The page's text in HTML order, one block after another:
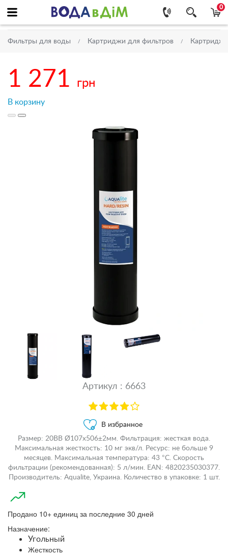
0
Фильтры для воды Картриджи для фильтров
1 271 грн
В корзину
Артикул : 6663
В избранное
Размер: 20ВВ Ø107x506±2мм. Фильтрация: жесткая вода.
Максимальная жесткость: 10 мг экв/л. Ресурс: не больше 9
месяцев. Максимальная температура: 43 °С. Скорость
фильтрации (рекомендованная): 5 л/мин. EAN: 4820235030377.
Производитель: Aqualite, Украина. Количество в упаковке: 1 шт.
Продано 10+ единиц за последние 30 дней
Назначение:
Угольный
Жесткость